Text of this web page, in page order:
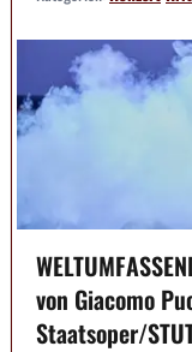
von Giacomo
Staatsoper/